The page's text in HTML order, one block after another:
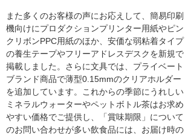
また多くのお客様の声にお応えして、簡易印刷
機向けにプロダクションプリンター用紙やピン
クリボンPPC用紙のほか、安価な弱粘着タイプ
の養生テープやフリーアドレスデスクを新規で
掲載しました。さらに文具では、プライベート
ブランド商品で薄型0.15mmのクリアホルダー
を追加しています。これからの季節にうれしい
ミネラルウォーターやペットボトル茶はお求め
やすい価格でご提供し、「賞味期限」について
のお問い合わせが多い飲食品には、お届け時の